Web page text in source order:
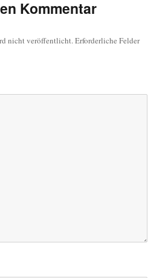
Kommentar
nicht veröffentlicht. Erforderliche Felder